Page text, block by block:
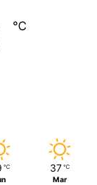
℃
℃ 37 ℃
Mar